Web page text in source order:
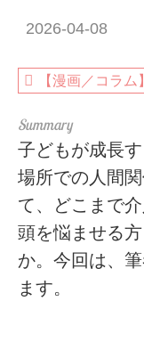
2026-04-08
【漫画／コラム】
子どもが成長
場所での人間
て、どこまで
頭を悩ませる
か。今回は、
ます。